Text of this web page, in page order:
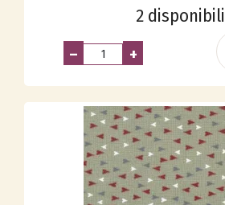
2 disponibili
– +